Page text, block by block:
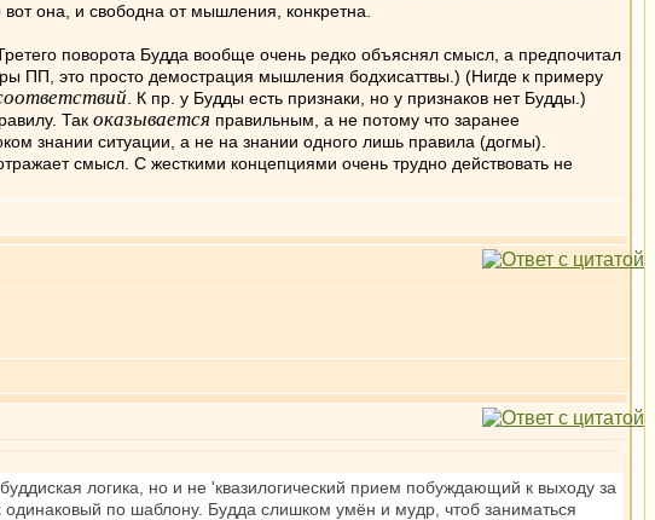
она, и свободна от мышления, конкретна.
поворота Будда вообще очень редко объяснял смысл, а предпочитал
ПП, это просто демострация мышления бодхисаттвы.) (Нигде к примеру
. К пр. у Будды есть признаки, но у признаков нет Будды.)
Так оказывается правильным, а не потому что заранее
знании ситуации, а не на знании одного лишь правила (догмы).
смысл. С жесткими концепциями очень трудно действовать не
логика, но и не 'квазилогический прием побуждающий к выходу за
по шаблону. Будда слишком умён и мудр, чтоб заниматься